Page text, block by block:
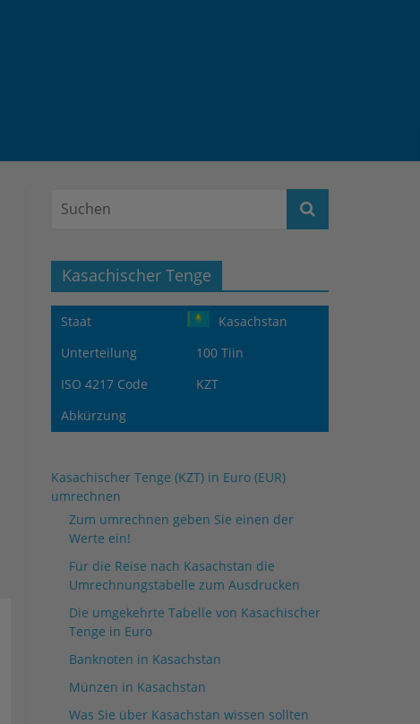
Kasachischer Tenge
Staat
Kasachstan
Unterteilung
100 Tiin
ISO 4217 Code
KZT
Abkürzung
Kasachischer Tenge (KZT) in Euro (EUR)
umrechnen
Zum umrechnen geben Sie einen der
Werte ein!
Für die Reise nach Kasachstan die
Umrechnungstabelle zum Ausdrucken
Die umgekehrte Tabelle von Kasachischer
Tenge in Euro
Banknoten in Kasachstan
Münzen in Kasachstan
Was Sie über Kasachstan wissen sollten